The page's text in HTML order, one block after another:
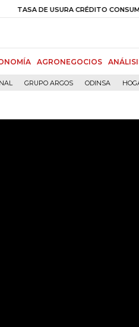
DE USURA CRÉDITO CONSUMO
AGRONEGOCIOS
GRUPO ARGOS ODINSA